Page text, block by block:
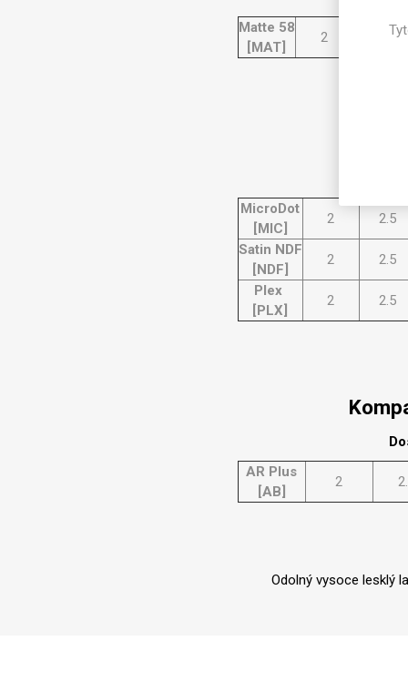
Matte 58
[MAT]
2
MicroDot
[MIC]
2 2.5
Satin NDF
[NDF]
2 2.5
Plex
[PLX]
2 2.5
AR Plus
[AB]
2
Odolný vysoce lesklý